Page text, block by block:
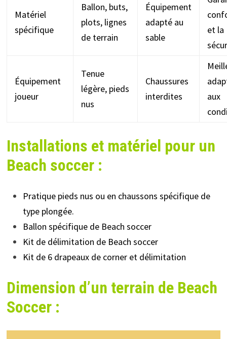
Matériel
spécifique
Ballon, buts,
plots, lignes
de terrain
Équipement
adapté au
sable
et la
Équipement
joueur
Tenue
légère, pieds
nus
Chaussures
interdites
aux
Installations et matériel pour un
Beach soccer :
Pratique pieds nus ou en chaussons spécifique de
type plongée.
Ballon spécifiquede Beach soccer
Kit de délimitation de Beach soccer
Kit de 6 drapeaux de corneret délimitation
Dimension d’un terrain de Beach
Soccer :